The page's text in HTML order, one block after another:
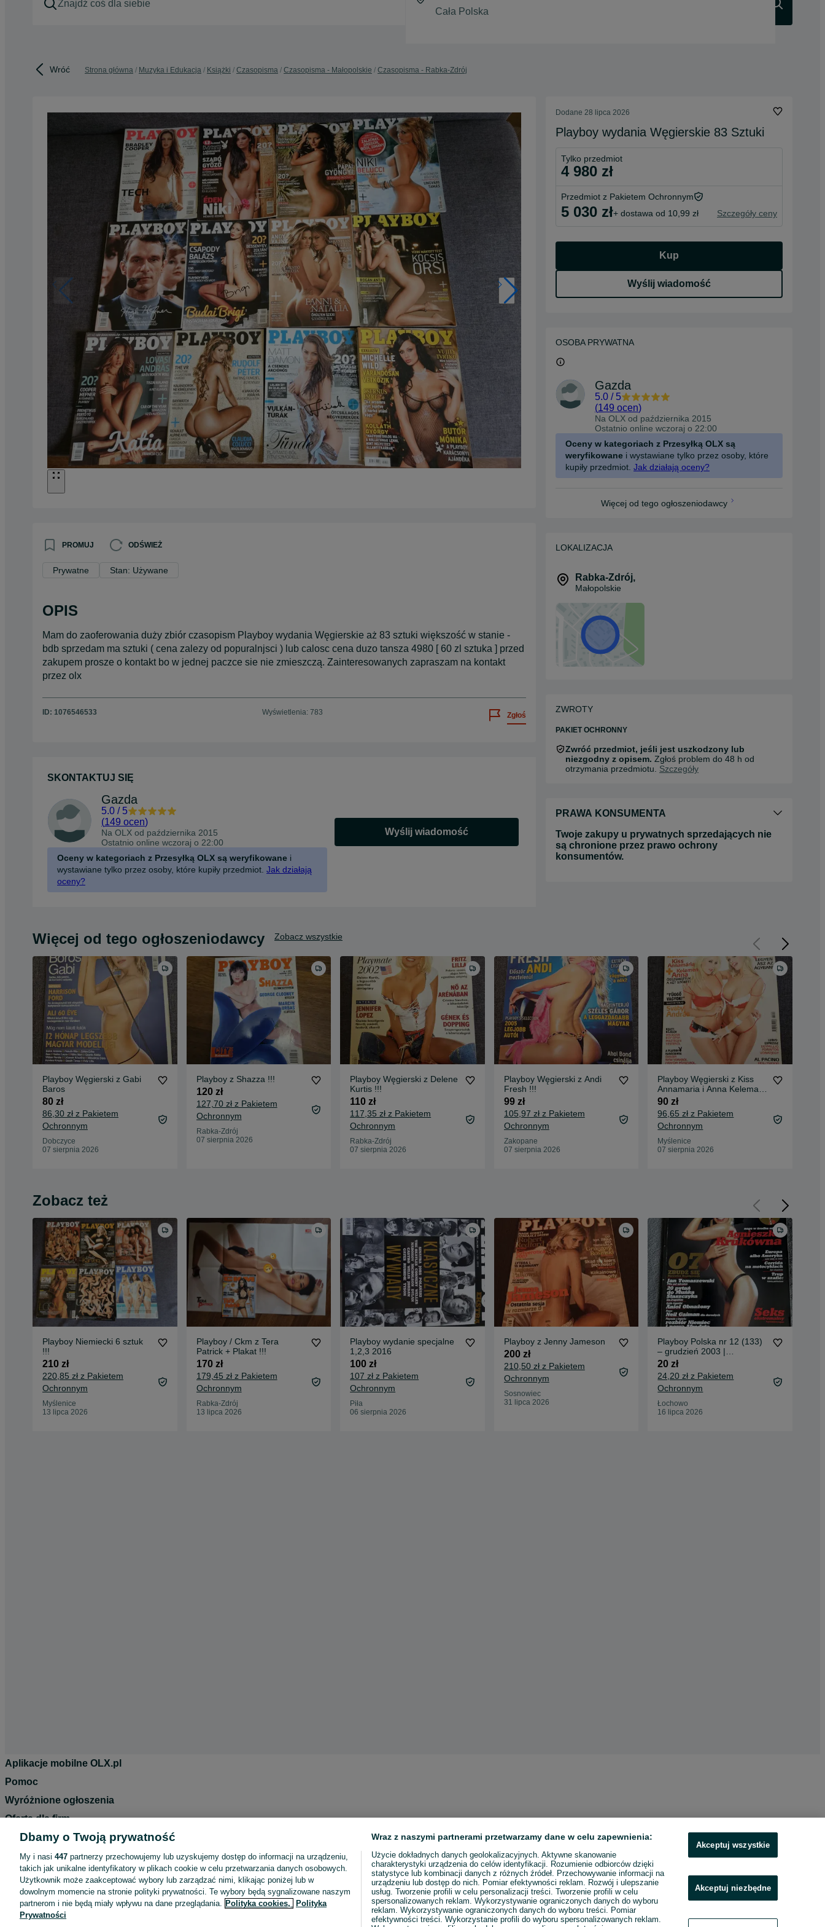
Wróć Strona główna Muzyka i Edukacja Książki Czasopisma Czasopisma - Małopolskie Czasopisma - Rabka-Zdrój
PROMUJ ODŚWIEŻ
Prywatne Stan: Używane
OPIS
Mam do zaoferowania duży zbiór czasopism Playboy wydania Węgierskie aż 83 sztuki większość w stanie -
bdb sprzedam ma sztuki ( cena zalezy od popuralnjsci ) lub calosc cena duzo tansza 4980 [ 60 zl sztuka ] przed
zakupem prosze o kontakt bo w jednej paczce sie nie zmieszczą. Zainteresowanych zapraszam na kontakt
przez olx
ID: 1076546533 Wyświetlenia: 783 Zgłoś
SKONTAKTUJ SIĘ
Gazda
5.0 / 5
(149 ocen)
Na OLX od października 2015
Ostatnio online wczoraj o 22:00
Oceny w kategoriach z Przesyłką OLX są weryfikowane i
wystawiane tylko przez osoby, które kupiły przedmiot. Jak działają
oceny?
Wyślij wiadomość
Dodane 28 lipca 2026
Playboy wydania Węgierskie 83 Sztuki
Tylko przedmiot
4 980 zł
Przedmiot z Pakietem Ochronnym
5 030 zł+ dostawa od 10,99 zł Szczegóły ceny
Kup
Wyślij wiadomość
OSOBA PRYWATNA
Gazda
5.0 / 5
(149 ocen)
Na OLX od października 2015
Ostatnio online wczoraj o 22:00
Oceny w kategoriach z Przesyłką OLX są
weryfikowane i wystawiane tylko przez osoby, które
kupiły przedmiot. Jak działają oceny?
Więcej od tego ogłoszeniodawcy
LOKALIZACJA
Rabka-Zdrój,
Małopolskie
ZWROTY
PAKIET OCHRONNY
Zwróć przedmiot, jeśli jest uszkodzony lub
niezgodny z opisem. Zgłoś problem do 48 h od
otrzymania przedmiotu. Szczegóły
PRAWA KONSUMENTA
Twoje zakupy u prywatnych sprzedających nie
są chronione przez prawo ochrony
konsumentów.
Więcej od tego ogłoszeniodawcy Zobacz wszystkie
Playboy Węgierski z Gabi
Baros
80 zł
86,30 zł z Pakietem
Ochronnym
Dobczyce
07 sierpnia 2026
Playboy z Shazza !!!
120 zł
127,70 zł z Pakietem
Ochronnym
Rabka-Zdrój
07 sierpnia 2026
Playboy Węgierski z Delene
Kurtis !!!
110 zł
117,35 zł z Pakietem
Ochronnym
Rabka-Zdrój
07 sierpnia 2026
Playboy Węgierski z Andi
Fresh !!!
99 zł
105,97 zł z Pakietem
Ochronnym
Zakopane
07 sierpnia 2026
Playboy Węgierski z Kiss
Annamaria i Anna Keleman
!!!
90 zł
96,65 zł z Pakietem
Ochronnym
Myślenice
07 sierpnia 2026
Zobacz też
Playboy Niemiecki 6 sztuk
!!!
210 zł
220,85 zł z Pakietem
Ochronnym
Myślenice
13 lipca 2026
Playboy / Ckm z Tera
Patrick + Plakat !!!
170 zł
179,45 zł z Pakietem
Ochronnym
Rabka-Zdrój
13 lipca 2026
Playboy wydanie specjalne
1,2,3 2016
100 zł
107 zł z Pakietem
Ochronnym
Piła
06 sierpnia 2026
Playboy z Jenny Jameson
200 zł
210,50 zł z Pakietem
Ochronnym
Sosnowiec
31 lipca 2026
Playboy Polska nr 12 (133)
– grudzień 2003 |
Agnieszka Krukówna
20 zł
24,20 zł z Pakietem
Ochronnym
Łochowo
16 lipca 2026
Aplikacje mobilne OLX.pl
Pomoc
Wyróżnione ogłoszenia
Oferta dla firm
Blog
Regulamin
Polityka prywatności
Reklama
Informacja o realizowanej strategii podatkowej
Dbamy o Twoją prywatność
My i nasi 447 partnerzy przechowujemy lub uzyskujemy dostęp do informacji na urządzeniu,
takich jak unikalne identyfikatory w plikach cookie w celu przetwarzania danych osobowych.
Użytkownik może zaakceptować wybory lub zarządzać nimi, klikając poniżej lub w
dowolnym momencie na stronie polityki prywatności. Te wybory będą sygnalizowane naszym
partnerom i nie będą miały wpływu na dane przeglądania. Polityka cookies,
Polityka
Prywatności
Wraz z naszymi partnerami przetwarzamy dane w celu zapewnienia:
Użycie dokładnych danych geolokalizacyjnych. Aktywne skanowanie
charakterystyki urządzenia do celów identyfikacji. Rozumienie odbiorców dzięki
statystyce lub kombinacji danych z różnych źródeł. Przechowywanie informacji na
urządzeniu lub dostęp do nich. Pomiar efektywności reklam. Rozwój i ulepszanie
usług. Tworzenie profili w celu personalizacji treści. Tworzenie profili w celu
spersonalizowanych reklam. Wykorzystywanie ograniczonych danych do wyboru
reklam. Wykorzystywanie ograniczonych danych do wyboru treści. Pomiar
efektywności treści. Wykorzystanie profili do wyboru spersonalizowanych reklam.
Akceptuj wszystkie
Akceptuj niezbędne